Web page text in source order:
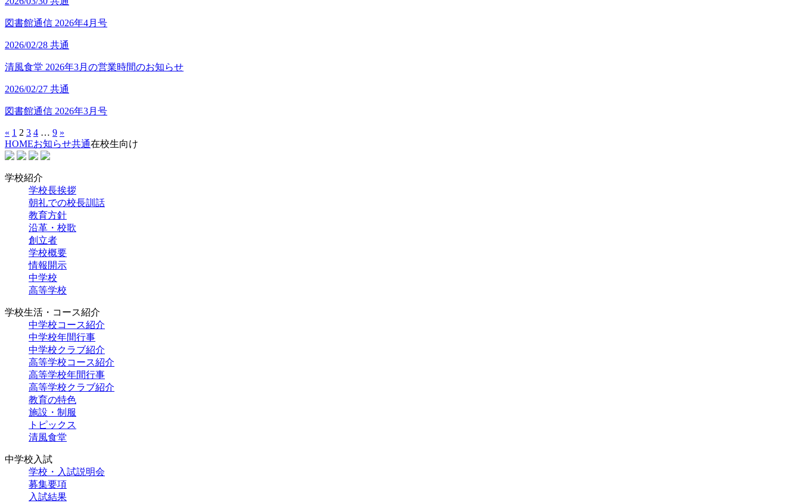
図書館通信 2026年4月号
2026/02/28 共通
清風食堂 2026年3月の営業時間のお知らせ
2026/02/27 共通
図書館通信 2026年3月号
« 1 2 3 4 … 9 »
HOMEお知らせ共通在校生向け
学校紹介
学校長挨拶
朝礼での校長訓話
教育方針
沿革・校歌
創立者
学校概要
情報開示
中学校
高等学校
学校生活・コース紹介
中学校コース紹介
中学校年間行事
中学校クラブ紹介
高等学校コース紹介
高等学校年間行事
高等学校クラブ紹介
教育の特色
施設・制服
トピックス
清風食堂
中学校入試
学校・入試説明会
募集要項
入試結果